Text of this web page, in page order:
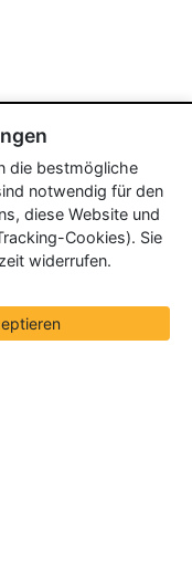
die bestmögliche
notwendig für den
diese Website und
Cookies). Sie
widerrufen.